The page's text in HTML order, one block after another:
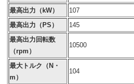
最高出力（kW） 107
最高出力（PS）
145
最高出力回転数
（rpm）
10500
最大トルク（N・
m）
104